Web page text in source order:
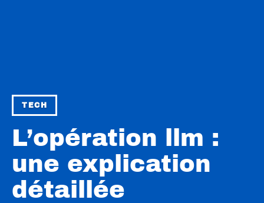
TECH
L’opération llm :
une explication
détaillée